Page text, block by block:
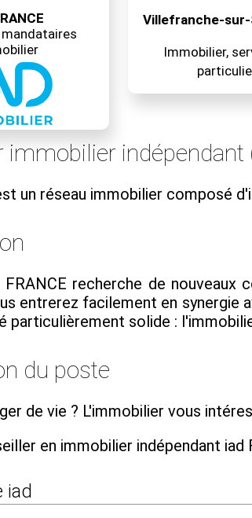
mandataires
Villefranche-sur-
Immobilier,
immobilier indépendant
un réseau immobilier composé
FRANCE recherche de nouveaux
entrerez facilement en synergie
particulièrement solide :
du poste
de vie ? L'immobilier vous
en immobilier indépendant iad
iad